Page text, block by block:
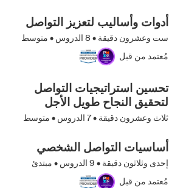
أدوات وأساليب لتعزيز التواصل
ست وعشرون دقيقة • 8 الدروس • متوسط
مُعتمد من قبل
تحسين استراتيجيات التواصل
لتحقيق النجاح طويل الأجل
ثلاث وعشرون دقيقة •7 الدروس • متوسط
أساسيات التواصل الشخصي
إحدى وثلاثون دقيقة • 9 الدروس • مبتدئ
مُعتمد من قبل